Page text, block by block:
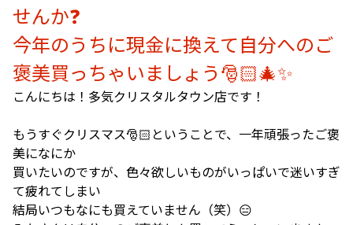
せんか❓
今年のうちに現金に換えて自分へのご
褒美買っちゃいましょう🎅🏻🎄✨
こんにちは！多気クリスタルタウン店です！
もうすぐクリスマス🎅🏻ということで、一年頑張ったご褒
美になにか
買いたいのですが、色々欲しいものがいっぱいで迷いすぎ
て疲れてしまい
結局いつもなにも買えていません（笑）😑